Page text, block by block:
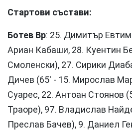
Стартови състави:
Ботев Вр: 25. Димитър
Ариан Кабаши, 28. Куентин
Смоленски), 27. Сирики
Дичев (65' - 15. Мирослав
Суарес, 22. Антоан Стоянов
Траоре), 97. Владислав
Преслав Бачев), 9. Даниел